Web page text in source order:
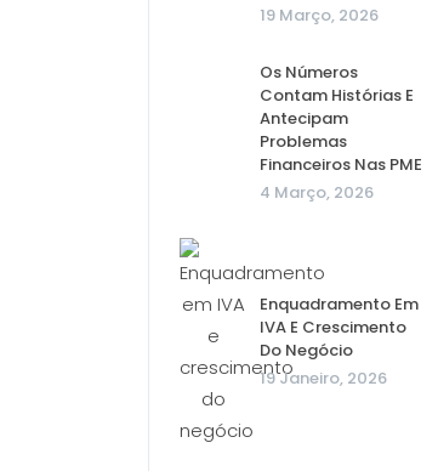
19 Março, 2026
Os Números
Contam Histórias E
Antecipam
Problemas
Financeiros Nas PME
4 Março, 2026
Enquadramento Em
IVA E Crescimento
Do Negócio
19 Janeiro, 2026